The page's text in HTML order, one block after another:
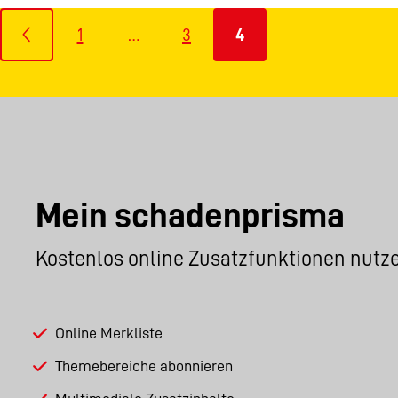
1 … 3 4
Mein schadenprisma
Kostenlos online Zusatzfunktionen
Online Merkliste
Themebereiche abonnieren